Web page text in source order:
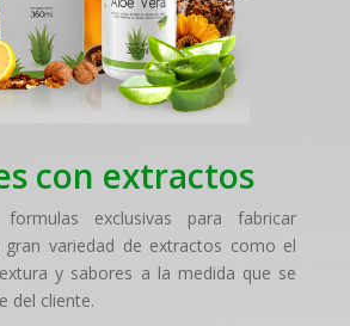
con extractos
exclusivas para fabricar
gran variedad de extractos como el
y sabores a la medida que se
del cliente.